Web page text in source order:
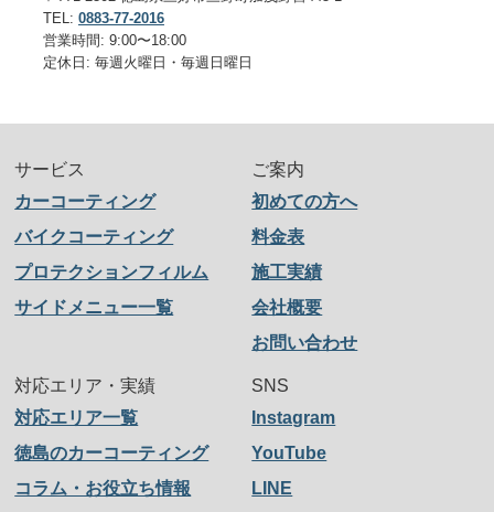
TEL: 0883-77-2016
営業時間: 9:00〜18:00
定休日: 毎週火曜日・毎週日曜日
サービス
カーコーティング
バイクコーティング
プロテクションフィルム
サイドメニュー一覧
ご案内
初めての方へ
料金表
施工実績
会社概要
お問い合わせ
対応エリア・実績
対応エリア一覧
徳島のカーコーティング
コラム・お役立ち情報
SNS
Instagram
YouTube
LINE